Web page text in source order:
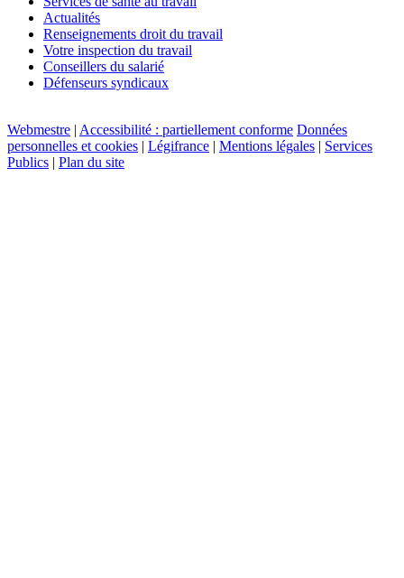
Actualités
Renseignements droit du travail
Votre inspection du travail
Conseillers du salarié
Défenseurs syndicaux
Webmestre | Accessibilité : partiellement conforme Données
personnelles et cookies | Légifrance | Mentions légales | Services
Publics | Plan du site